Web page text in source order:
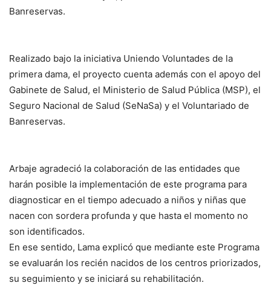
Banreservas.
Realizado bajo la iniciativa Uniendo Voluntades de la
primera dama, el proyecto cuenta además con el apoyo del
Gabinete de Salud, el Ministerio de Salud Pública (MSP), el
Seguro Nacional de Salud (SeNaSa) y el Voluntariado de
Banreservas.
Arbaje agradeció la colaboración de las entidades que
harán posible la implementación de este programa para
diagnosticar en el tiempo adecuado a niños y niñas que
nacen con sordera profunda y que hasta el momento no
son identificados.
En ese sentido, Lama explicó que mediante este Programa
se evaluarán los recién nacidos de los centros priorizados,
su seguimiento y se iniciará su rehabilitación.